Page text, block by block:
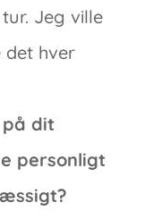
Jeg ville
det hver
dit
personligt